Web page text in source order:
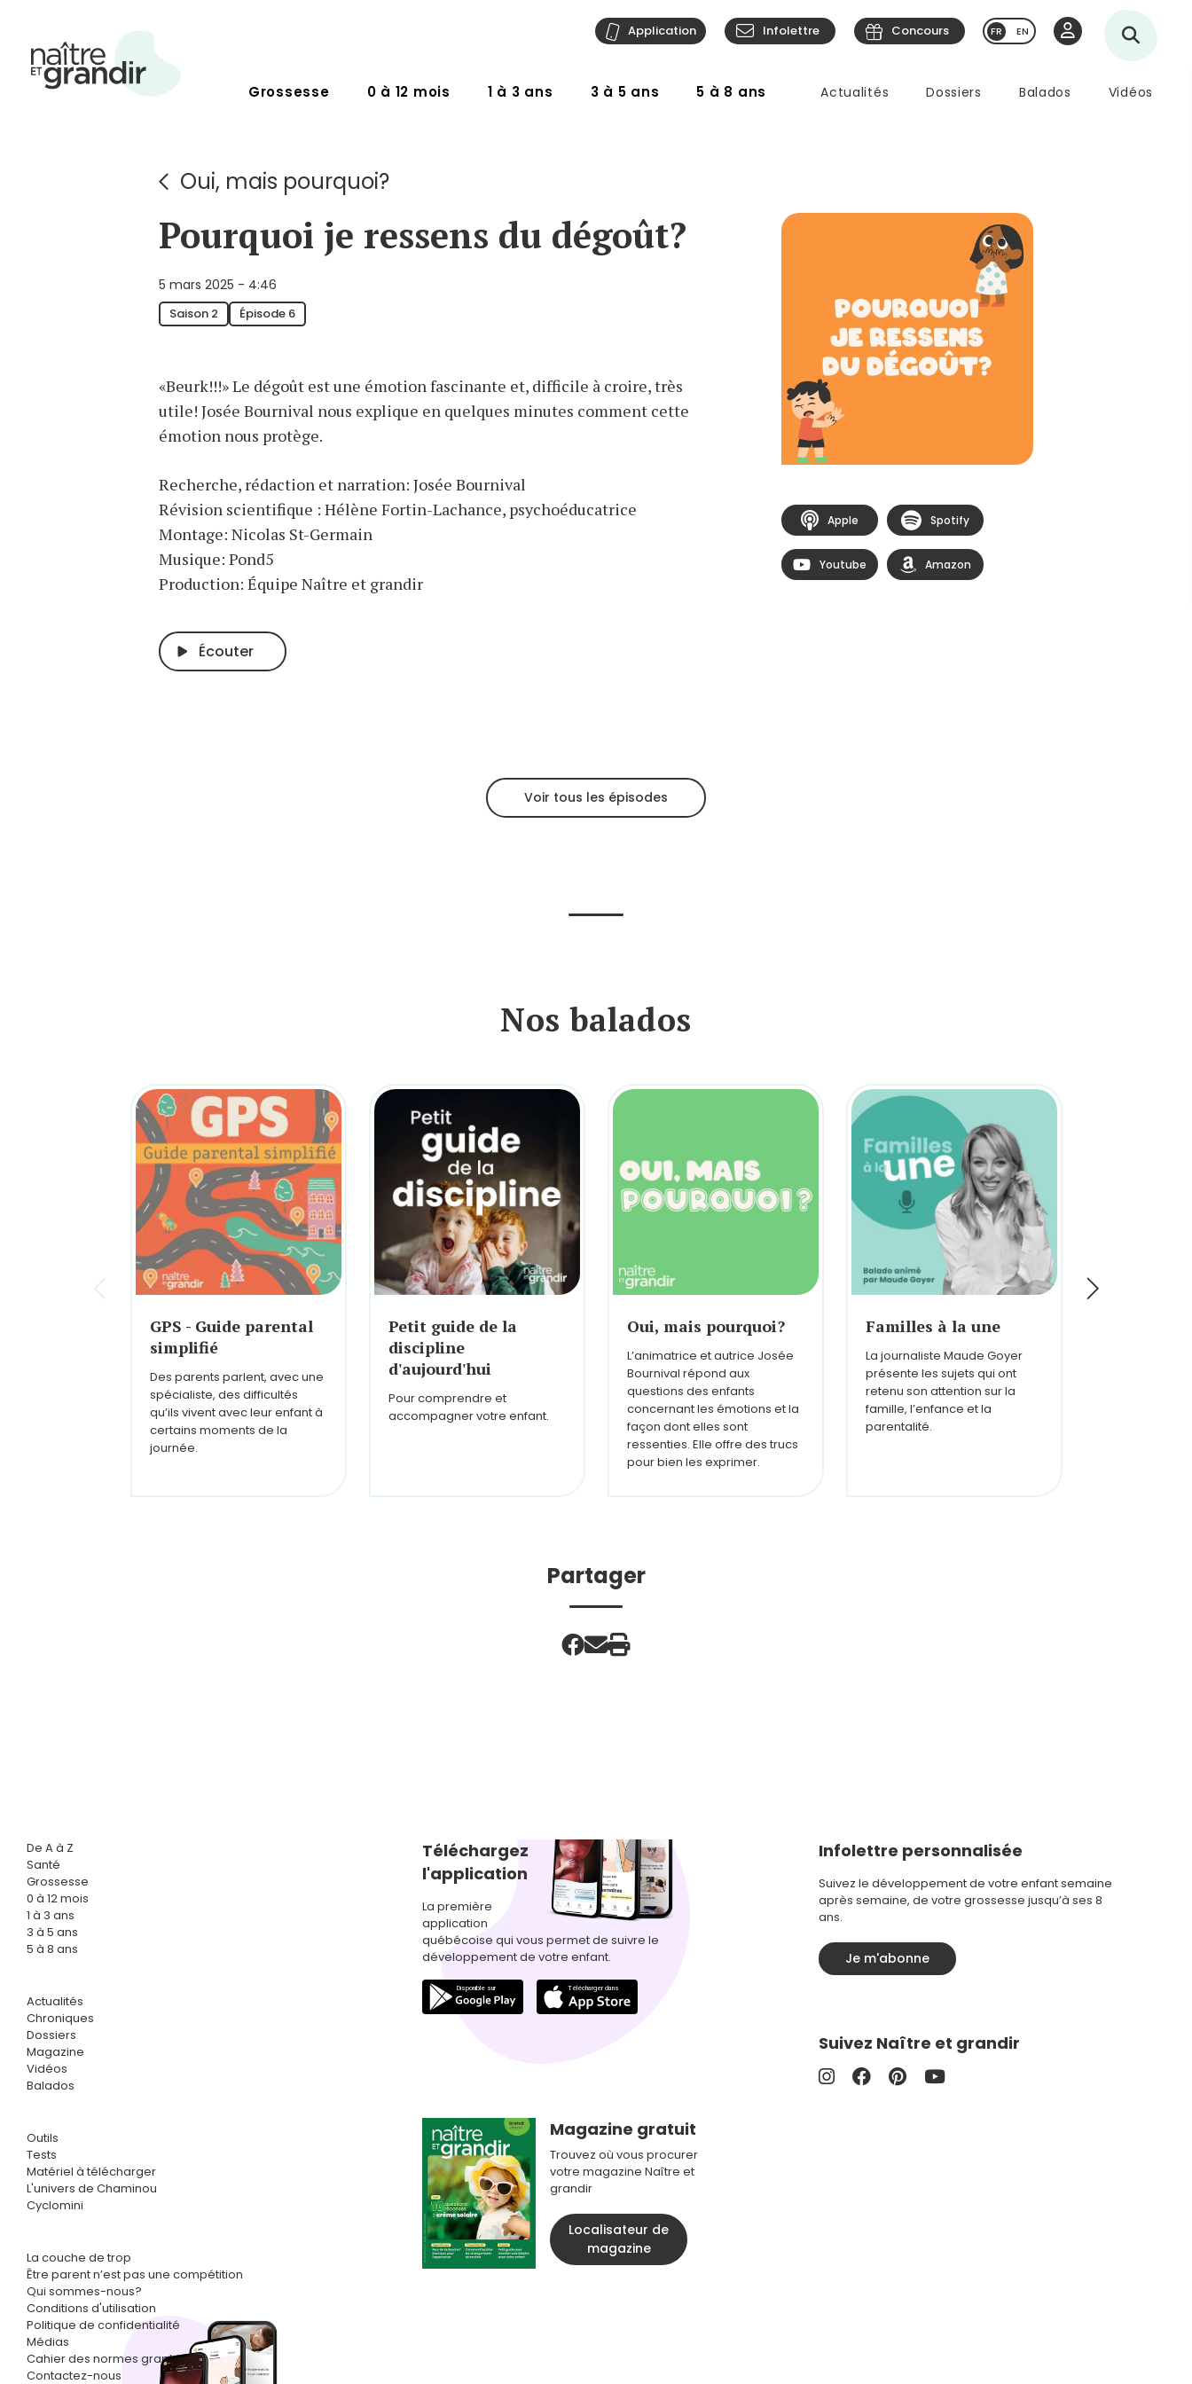
Grossesse 0 à 12 mois 1 à 3 ans 3 à 5 ans 5 à 8 ans Actualités Dossiers Balados Vidéos
Application Infolettre Concours EN
Oui, mais pourquoi?
Pourquoi je ressens du dégoût?
5 mars 2025 - 4:46
Saison 2 Épisode 6
«Beurk!!!» Le dégoût est une émotion fascinante et, difficile à croire, très
utile! Josée Bournival nous explique en quelques minutes comment cette
émotion nous protège.
Recherche, rédaction et narration: Josée Bournival
Révision scientifique : Hélène Fortin-Lachance, psychoéducatrice
Montage: Nicolas St-Germain
Musique: Pond5
Production: Équipe Naître et grandir
Écouter
Apple Spotify
Youtube Amazon
Voir tous les épisodes
Nos balados
GPS - Guide parental
simplifié
Des parents parlent, avec une
spécialiste, des difficultés
qu’ils vivent avec leur enfant à
certains moments de la
journée.
Petit guide de la
discipline
d'aujourd'hui
Pour comprendre et
accompagner votre enfant.
Oui, mais pourquoi?
L’animatrice et autrice Josée
Bournival répond aux
questions des enfants
concernant les émotions et la
façon dont elles sont
ressenties. Elle offre des trucs
pour bien les exprimer.
Familles à la une
La journaliste Maude Goyer
présente les sujets qui ont
retenu son attention sur la
famille, l’enfance et la
parentalité.
Partager
De A à Z
Santé
Grossesse
0 à 12 mois
1 à 3 ans
3 à 5 ans
5 à 8 ans
Actualités
Chroniques
Dossiers
Magazine
Vidéos
Balados
Outils
Tests
Matériel à télécharger
L'univers de Chaminou
Cyclomini
La couche de trop
Être parent n’est pas une compétition
Qui sommes-nous?
Conditions d'utilisation
Politique de confidentialité
Médias
Cahier des normes graphiques
Contactez-nous
Téléchargez
l'application
La première
application
québécoise qui vous permet de suivre le
développement de votre enfant.
Magazine gratuit
Trouvez où vous procurer
votre magazine Naître et
grandir
Localisateur de
magazine
Infolettre personnalisée
Suivez le développement de votre enfant semaine
après semaine, de votre grossesse jusqu’à ses 8
ans.
Je m'abonne
Suivez Naître et grandir